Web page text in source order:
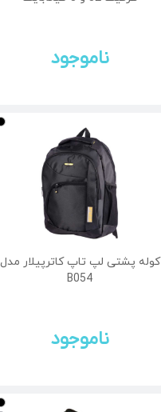
ناموجود
کوله پشتی لپ تاپ کاترپیلار مدل
B054
ناموجود